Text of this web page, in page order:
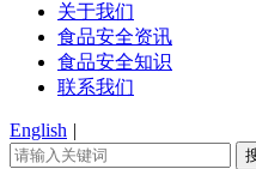
关于我们
食品安全资讯
食品安全知识
联系我们
English |